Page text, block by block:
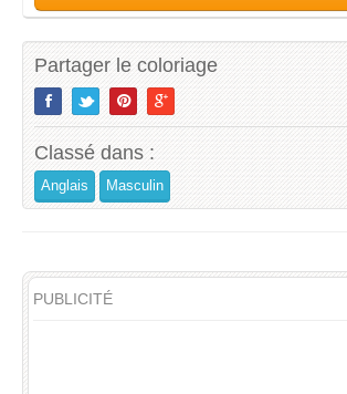
Partager le coloriage
Classé dans :
Anglais Masculin
PUBLICITÉ